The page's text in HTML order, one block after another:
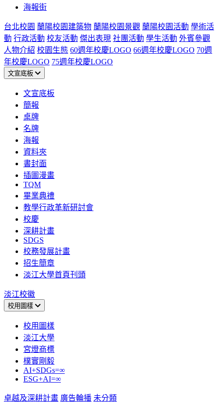
海報街
台北校園 蘭陽校園建築物 蘭陽校園景觀 蘭陽校園活動 學術活
動 行政活動 校友活動 傑出表現 社團活動 學生活動 外賓參觀
人物介紹 校園生態 60週年校慶LOGO 66週年校慶LOGO 70週
年校慶LOGO 75週年校慶LOGO
文宣底板
文宣底板
簡報
桌牌
名牌
海報
資料夾
書封面
插圖漫畫
TQM
畢業典禮
教學行政革新研討會
校慶
深耕計畫
SDGS
校務發展計畫
招生簡章
淡江大學首頁刊頭
淡江校徽
校用圖樣
校用圖樣
淡江大學
宮燈商標
樸實剛毅
AI+SDGs=∞
ESG+AI=∞
卓越及深耕計畫 廣告輪播 未分類